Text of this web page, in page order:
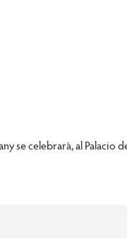
se celebrarà, al Palacio